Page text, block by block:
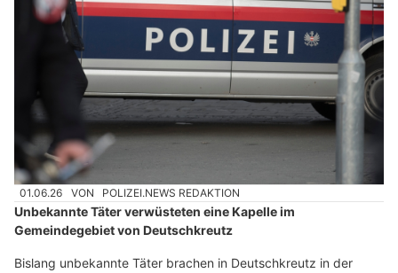
01.06.26 VON POLIZEI.NEWS REDAKTION
Unbekannte Täter verwüsteten eine Kapelle im
Gemeindegebiet von Deutschkreutz
Bislang unbekannte Täter brachen in Deutschkreutz in der